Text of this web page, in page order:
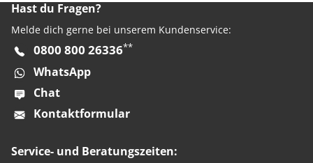
Hast du Fragen?
Melde dich gerne bei unserem Kundenservice:
0800 800 26336**
WhatsApp
Chat
Kontaktformular
Service- und Beratungszeiten: